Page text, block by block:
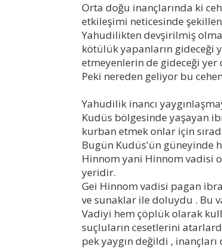
Orta doğu inançlarında ki
etkileşimi neticesinde
Yahudilikten devşirilmiş
kötülük yapanların gideceği
etmeyenlerin de gideceği yer
Peki nereden geliyor bu
Yahudilik inancı
Kudüs bölgesinde yaşayan
kurban etmek onlar için
Bugün Kudüs'ün güneyinde
Hinnom yani Hinnom vadisi
yeridir.
Gei Hinnom vadisi pagan
ve sunaklar ile doluydu . Bu
Vadiyi hem çöplük olarak
suçluların cesetlerini
pek yaygın değildi ,